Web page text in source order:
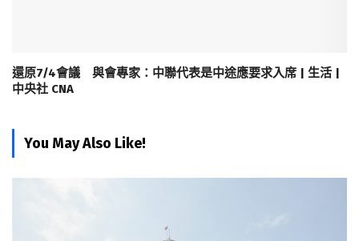
還原7/4會議 與會專家：中聯代表是中途應要求入席 | 生活 |
中央社 CNA
You May Also Like!